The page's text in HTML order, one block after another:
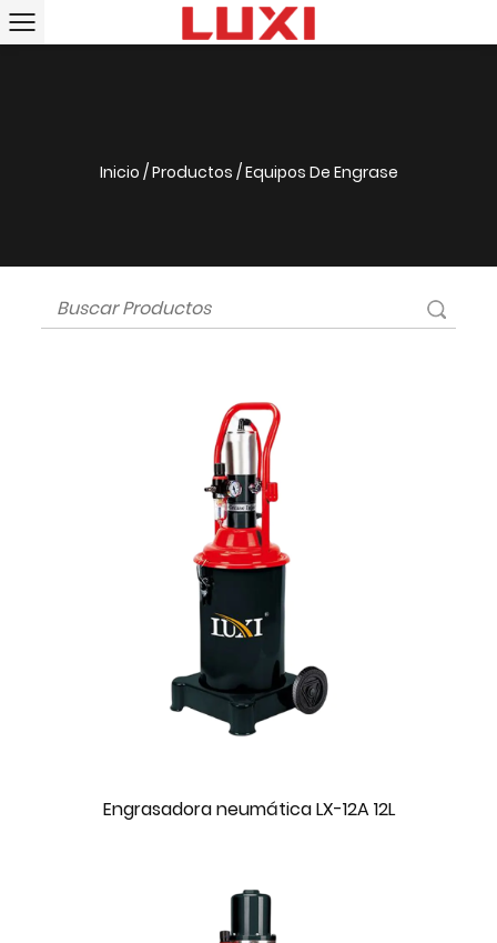
Inicio /Productos /Equipos De Engrase
Engrasadora neumática LX-12A 12L